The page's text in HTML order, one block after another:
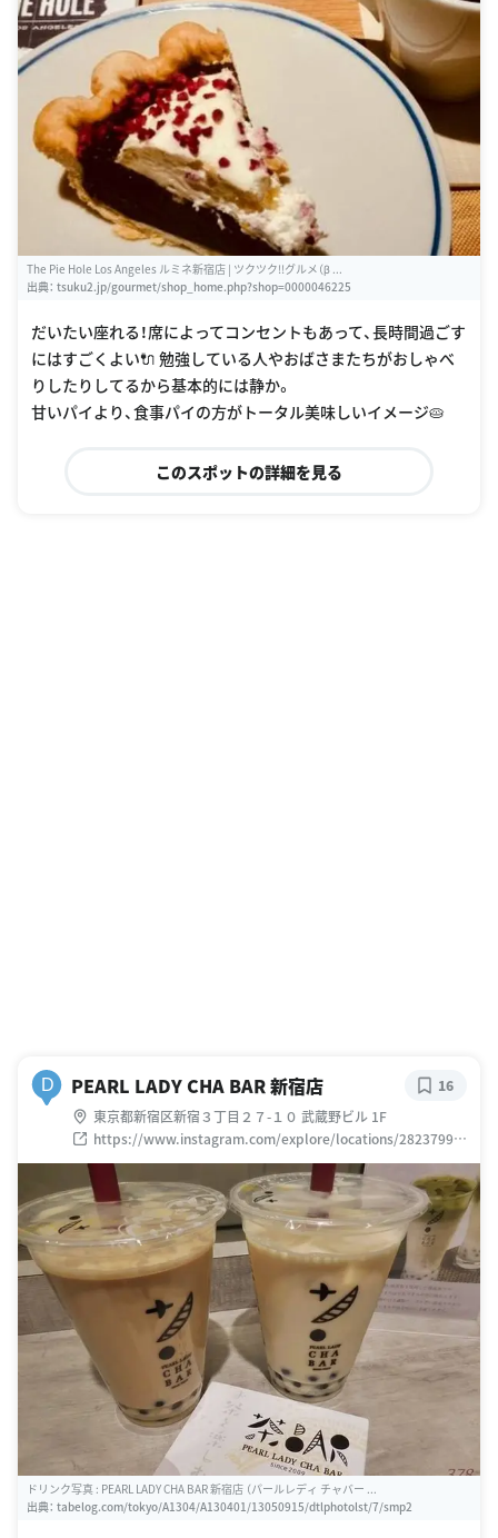
The Pie Hole Los Angeles ルミネ新宿店 | ツクツク!!グルメ（β ...
出典： tsuku2.jp/gourmet/shop_home.php?shop=0000046225
だいたい座れる！席によってコンセントもあって、長時間過ごす
にはすごくよい🔌 勉強している人やおばさまたちがおしゃべ
りしたりしてるから基本的には静か。
甘いパイより、食事パイの方がトータル美味しいイメージ🥧
このスポットの詳細を見る
D PEARL LADY CHA BAR 新宿店
東京都新宿区新宿３丁目２７-１０ 武蔵野ビル 1F
https://www.instagram.com/explore/locations/28237998
8884733/pearl-lady-cha-bar/
16
ドリンク写真 : PEARL LADY CHA BAR 新宿店 （パールレディ チャバー ...
出典： tabelog.com/tokyo/A1304/A130401/13050915/dtlphotolst/7/smp2